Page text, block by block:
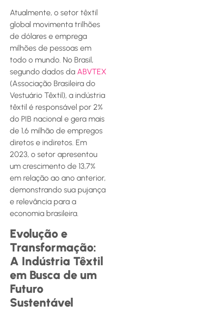
Atualmente, o setor têxtil
global movimenta trilhões
de dólares e emprega
milhões de pessoas em
todo o mundo. No Brasil,
segundo dados da ABVTEX
(Associação Brasileira do
Vestuário Têxtil), a indústria
têxtil é responsável por 2%
do PIB nacional e gera mais
de 1,6 milhão de empregos
diretos e indiretos. Em
2023, o setor apresentou
um crescimento de 13,7%
em relação ao ano anterior,
demonstrando sua pujança
e relevância para a
economia brasileira.
Evolução e
Transformação:
A Indústria Têxtil
em Busca de um
Futuro
Sustentável